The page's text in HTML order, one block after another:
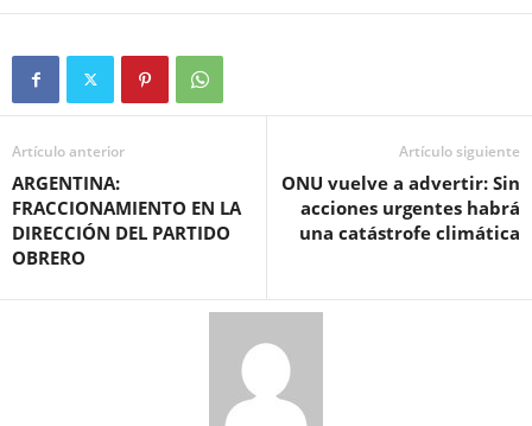
Artículo anterior
ARGENTINA:
FRACCIONAMIENTO EN LA
DIRECCIÓN DEL PARTIDO
OBRERO
Artículo siguiente
ONU vuelve a advertir: Sin
acciones urgentes habrá
una catástrofe climática